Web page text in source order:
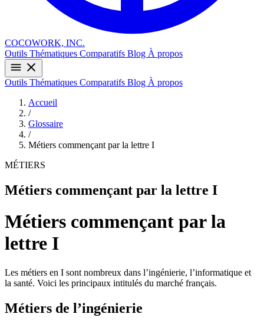
COCOWORK, INC.
Outils Thématiques Comparatifs Blog À propos
Outils Thématiques Comparatifs Blog À propos
Accueil
/
Glossaire
/
Métiers commençant par la lettre I
MÉTIERS
Métiers commençant par la lettre I
Métiers commençant par la
lettre I
Les métiers en I sont nombreux dans l’ingénierie, l’informatique et
la santé. Voici les principaux intitulés du marché français.
Métiers de l’ingénierie